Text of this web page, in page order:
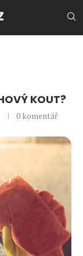
KOUT?
0 komentář